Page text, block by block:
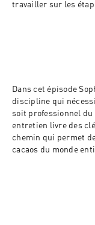
travailler sur les
Dans cet épisode
discipline qui
soit professionnel du
entretien livre des
chemin qui permet
cacaos du monde